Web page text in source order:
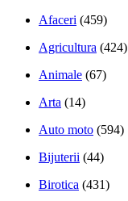
Afaceri (459)
Agricultura (424)
Animale (67)
Arta (14)
Auto moto (594)
Bijuterii (44)
Birotica (431)